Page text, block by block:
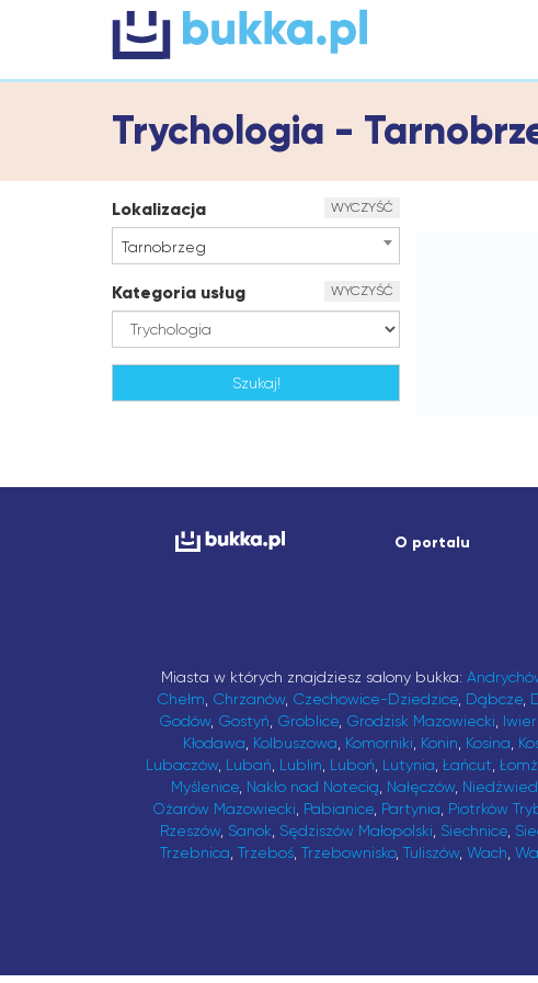
Trychologia -
Lokalizacja WYCZYŚĆ
Tarnobrzeg
Kategoria usług WYCZYŚĆ
O portalu
Miasta w których znajdziesz salony bukka:
Chełm Chrzanów, Czechowice-Dziedzice, Dąbcze,
Godów Gostyń Groblice Grodzisk Mazowiecki
Kłodawa Kolbuszowa Komorniki Konin Kosina
Lubaczów, Lubań Lublin Luboń Lutynia Łańcut
Myślenice, Nakło nad Notecią Nałęczów,
Ożarów Mazowiecki Pabianice, Partynia Piotrków
Rzeszów, Sanok Sędziszów Małopolski Siechnice,
Trzebnica Trzeboś Trzebownisko, Tuliszów Wach